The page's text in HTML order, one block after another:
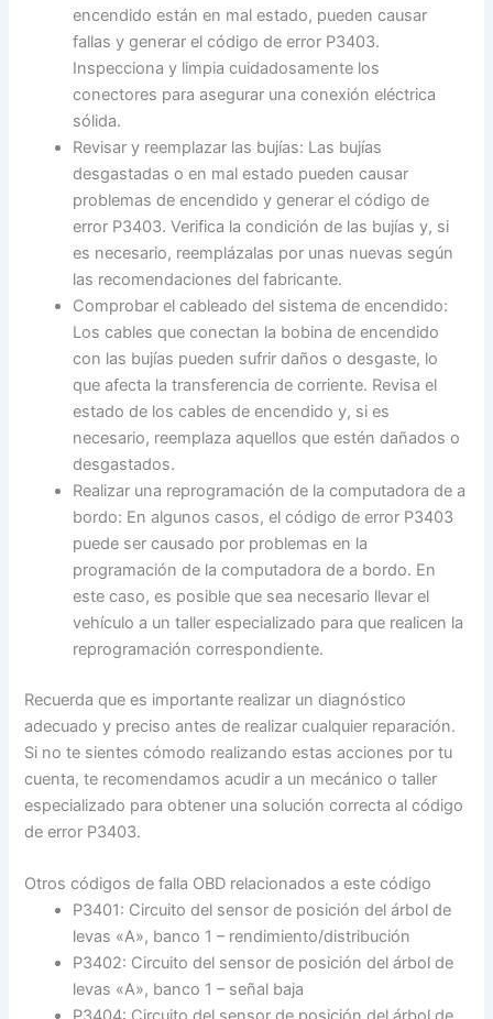
encendido están en mal estado, pueden causar
fallas y generar el código de error P3403.
Inspecciona y limpia cuidadosamente los
conectores para asegurar una conexión eléctrica
sólida.
Revisar y reemplazar las bujías: Las bujías
desgastadas o en mal estado pueden causar
problemas de encendido y generar el código de
error P3403. Verifica la condición de las bujías y, si
es necesario, reemplázalas por unas nuevas según
las recomendaciones del fabricante.
Comprobar el cableado del sistema de encendido:
Los cables que conectan la bobina de encendido
con las bujías pueden sufrir daños o desgaste, lo
que afecta la transferencia de corriente. Revisa el
estado de los cables de encendido y, si es
necesario, reemplaza aquellos que estén dañados o
desgastados.
Realizar una reprogramación de la computadora de a
bordo: En algunos casos, el código de error P3403
puede ser causado por problemas en la
programación de la computadora de a bordo. En
este caso, es posible que sea necesario llevar el
vehículo a un taller especializado para que realicen la
reprogramación correspondiente.
Recuerda que es importante realizar un diagnóstico
adecuado y preciso antes de realizar cualquier reparación.
Si no te sientes cómodo realizando estas acciones por tu
cuenta, te recomendamos acudir a un mecánico o taller
especializado para obtener una solución correcta al código
de error P3403.
Otros códigos de falla OBD relacionados a este código
P3401: Circuito del sensor de posición del árbol de
levas «A», banco 1 – rendimiento/distribución
P3402: Circuito del sensor de posición del árbol de
levas «A», banco 1 – señal baja